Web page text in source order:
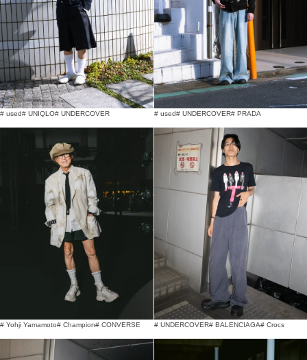
# used# UNIQLO# UNDERCOVER # used# UNDERCOVER# PRADA
# Yohji Yamamoto# Champion# CONVERSE # UNDERCOVER# BALENCIAGA# Crocs